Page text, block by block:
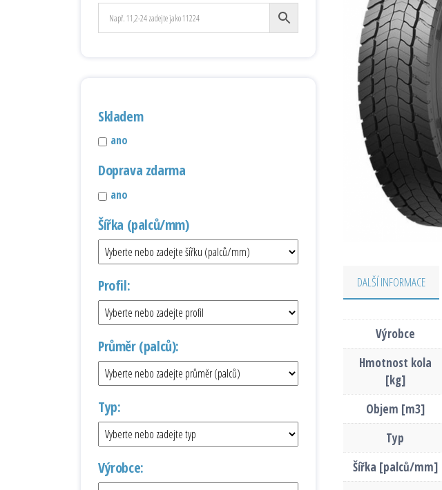
DALŠÍ INFORMACE
Výrobce
Hmotnost kola
[kg]
Objem [m3]
Typ
Šířka [palců/mm]
Skladem
ano
Doprava zdarma
ano
Šířka (palců/mm)
Profil:
Průměr (palců):
Typ:
Výrobce: